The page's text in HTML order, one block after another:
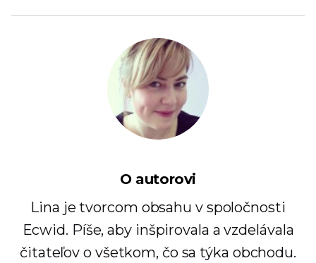
O autorovi
Lina je tvorcom obsahu v spoločnosti
Ecwid. Píše, aby inšpirovala a vzdelávala
čitateľov o všetkom, čo sa týka obchodu.